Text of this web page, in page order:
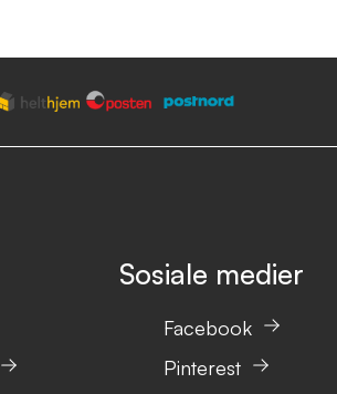
Sosiale medier
Facebook
Pinterest